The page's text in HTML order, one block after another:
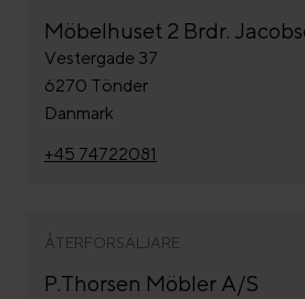
Möbelhuset 2 Brdr.
Vestergade 37
6270 Tönder
Danmark
+45 74722081
ÅTERFÖRSÄLJARE
P.Thorsen Möbler A/S